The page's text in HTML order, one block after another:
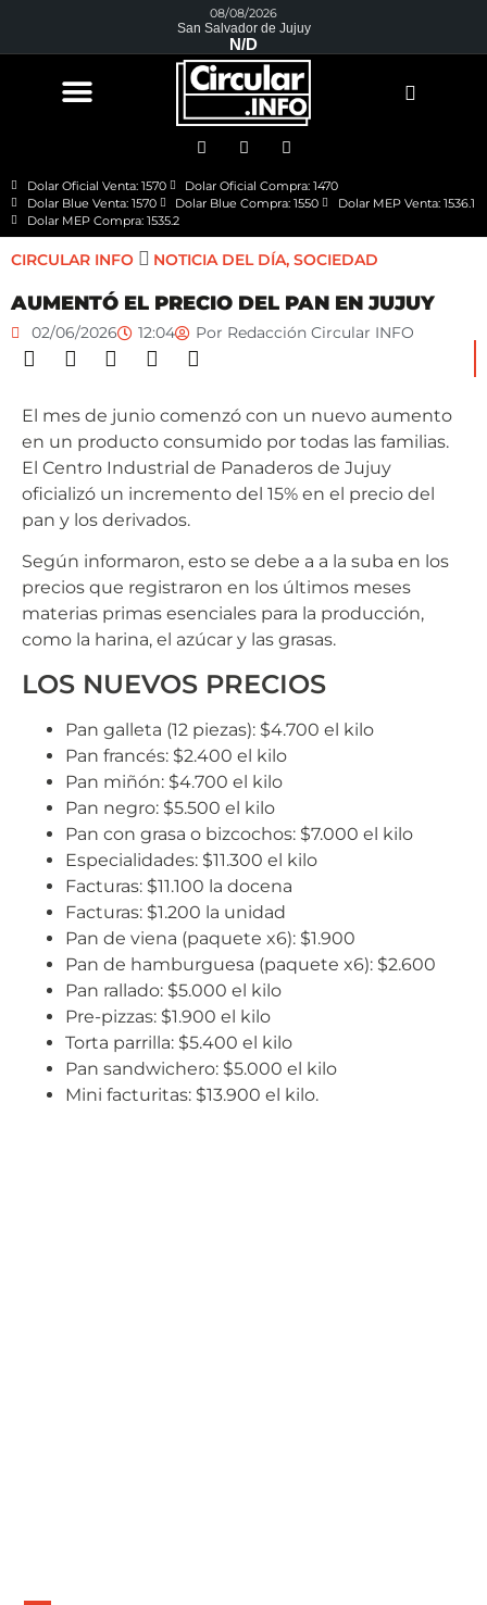
08/08/2026
San Salvador de Jujuy
N/D
Dolar Oficial Venta: 1570
Dolar Oficial Compra: 1470
Dolar Blue Venta: 1570
Dolar Blue Compra: 1550
Dolar MEP Venta: 1536.1
Dolar MEP Compra: 1535.2
CIRCULAR INFO NOTICIA DEL DÍA, SOCIEDAD
AUMENTÓ EL PRECIO DEL PAN EN JUJUY
02/06/2026 12:04 Por Redacción Circular INFO
El mes de junio comenzó con un nuevo aumento
en un producto consumido por todas las familias.
El Centro Industrial de Panaderos de Jujuy
oficializó un incremento del 15% en el precio del
pan y los derivados.
Según informaron, esto se debe a a la suba en los
precios que registraron en los últimos meses
materias primas esenciales para la producción,
como la harina, el azúcar y las grasas.
LOS NUEVOS PRECIOS
Pan galleta (12 piezas): $4.700 el kilo
Pan francés: $2.400 el kilo
Pan miñón: $4.700 el kilo
Pan negro: $5.500 el kilo
Pan con grasa o bizcochos: $7.000 el kilo
Especialidades: $11.300 el kilo
Facturas: $11.100 la docena
Facturas: $1.200 la unidad
Pan de viena (paquete x6): $1.900
Pan de hamburguesa (paquete x6): $2.600
Pan rallado: $5.000 el kilo
Pre-pizzas: $1.900 el kilo
Torta parrilla: $5.400 el kilo
Pan sandwichero: $5.000 el kilo
Mini facturitas: $13.900 el kilo.